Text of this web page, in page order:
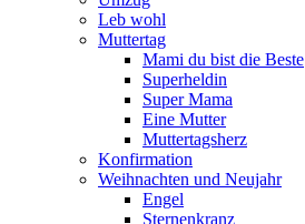
Leb wohl
Muttertag
Mami du bist die Beste
Superheldin
Super Mama
Eine Mutter
Muttertagsherz
Konfirmation
Weihnachten und Neujahr
Engel
Sternenkranz